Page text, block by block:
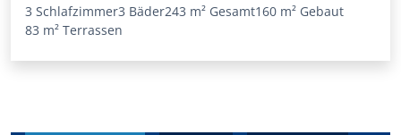
3 Schlafzimmer3 Bäder243 m² Gesamt160 m² Gebaut
83 m² Terrassen